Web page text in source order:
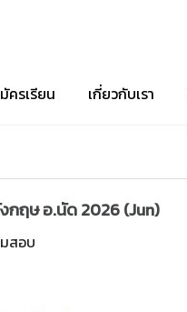
ครเรียน เกี่ยวกับเรา
งกฤษ อ.นัด 2026 (Jun)
สอบ